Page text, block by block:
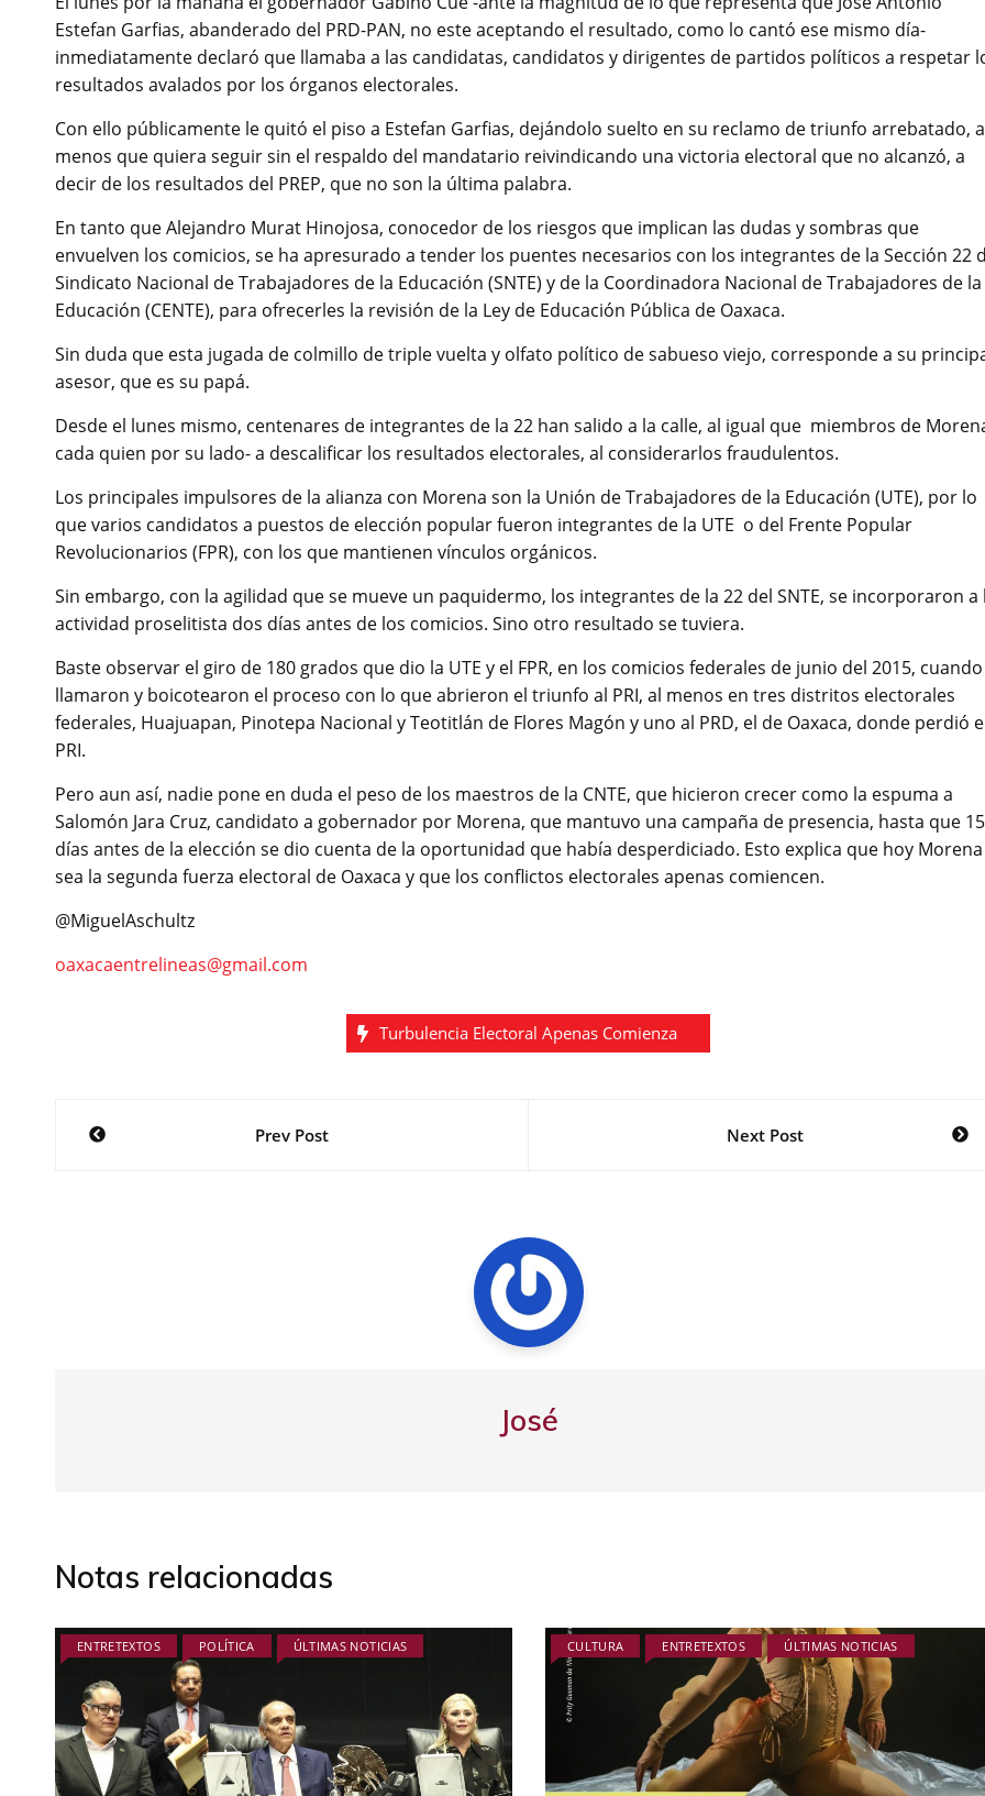
Estefan Garfias, abanderado del PRD-PAN, no este aceptando el resultado, como lo cantó ese mismo día-
inmediatamente declaró que llamaba a las candidatas, candidatos y dirigentes de partidos políticos a respetar
resultados avalados por los órganos electorales.
Con ello públicamente le quitó el piso a Estefan Garfias, dejándolo suelto en su reclamo de triunfo arrebatado,
menos que quiera seguir sin el respaldo del mandatario reivindicando una victoria electoral que no alcanzó, a
decir de los resultados del PREP, que no son la última palabra.
En tanto que Alejandro Murat Hinojosa, conocedor de los riesgos que implican las dudas y sombras que
envuelven los comicios, se ha apresurado a tender los puentes necesarios con los integrantes de la Sección 22
Sindicato Nacional de Trabajadores de la Educación (SNTE) y de la Coordinadora Nacional de Trabajadores de la
Educación (CENTE), para ofrecerles la revisión de la Ley de Educación Pública de Oaxaca.
Sin duda que esta jugada de colmillo de triple vuelta y olfato político de sabueso viejo, corresponde a su
asesor, que es su papá.
Desde el lunes mismo, centenares de integrantes de la 22 han salido a la calle, al igual que miembros de
cada quien por su lado- a descalificar los resultados electorales, al considerarlos fraudulentos.
Los principales impulsores de la alianza con Morena son la Unión de Trabajadores de la Educación (UTE), por lo
que varios candidatos a puestos de elección popular fueron integrantes de la UTE o del Frente Popular
Revolucionarios (FPR), con los que mantienen vínculos orgánicos.
Sin embargo, con la agilidad que se mueve un paquidermo, los integrantes de la 22 del SNTE, se incorporaron a
actividad proselitista dos días antes de los comicios. Sino otro resultado se tuviera.
Baste observar el giro de 180 grados que dio la UTE y el FPR, en los comicios federales de junio del 2015, cuando
llamaron y boicotearon el proceso con lo que abrieron el triunfo al PRI, al menos en tres distritos electorales
federales, Huajuapan, Pinotepa Nacional y Teotitlán de Flores Magón y uno al PRD, el de Oaxaca, donde perdió
PRI.
Pero aun así, nadie pone en duda el peso de los maestros de la CNTE, que hicieron crecer como la espuma a
Salomón Jara Cruz, candidato a gobernador por Morena, que mantuvo una campaña de presencia, hasta que 15
días antes de la elección se dio cuenta de la oportunidad que había desperdiciado. Esto explica que hoy Morena
sea la segunda fuerza electoral de Oaxaca y que los conflictos electorales apenas comiencen.
@MiguelAschultz
oaxacaentrelineas@gmail.com
Turbulencia Electoral Apenas Comienza
NavegaciónPrev Post Next Post
José
Notas relacionadas
ENTRETEXTOS POLÍTICA ÚLTIMAS NOTICIAS CULTURA ENTRETEXTOS ÚLTIMAS NOTICIAS